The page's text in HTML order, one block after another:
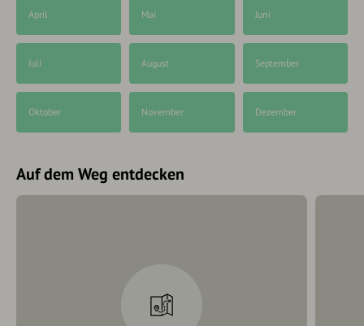
April Mai Juni
Juli August September
Oktober November Dezember
Auf dem Weg entdecken